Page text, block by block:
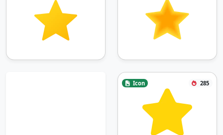
Icon 285